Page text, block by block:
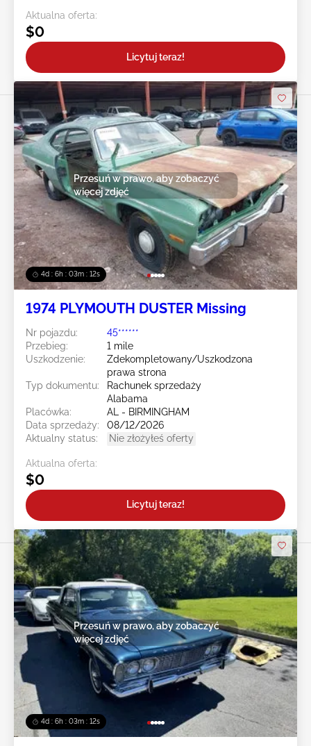
Aktualna oferta:
$0
Licytuj teraz!
4d : 6h : 03m : 10s
Przesuń w prawo, aby zobaczyć
więcej zdjęć
1974 PLYMOUTH DUSTER Missing
Nr pojazdu:
45******
Przebieg:
1 mile
Uszkodzenie:
Zdekompletowany/Uszkodzona
prawa strona
Typ dokumentu:
Rachunek sprzedaży
Alabama
Placówka:
AL - BIRMINGHAM
Data sprzedaży:
08/12/2026
Aktualny status:
Nie złożyłeś oferty
Aktualna oferta:
$0
Licytuj teraz!
4d : 6h : 03m : 10s
Przesuń w prawo, aby zobaczyć
więcej zdjęć